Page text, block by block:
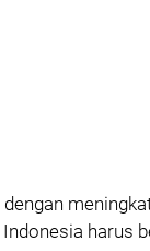
dengan
harus